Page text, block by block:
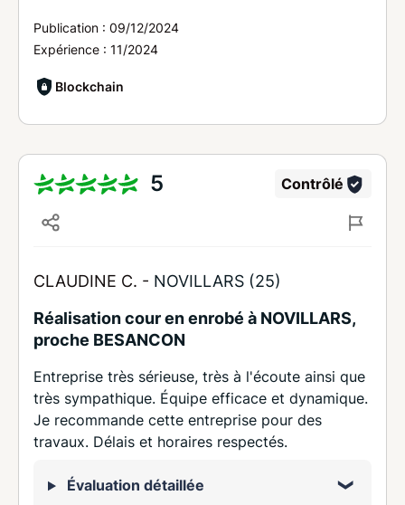
Publication : 09/12/2024
Expérience : 11/2024
Blockchain
5 Contrôlé
CLAUDINE C. - NOVILLARS (25)
Réalisation cour en enrobé à NOVILLARS,
proche BESANCON
Entreprise très sérieuse, très à l'écoute ainsi que
très sympathique. Équipe efficace et dynamique.
Je recommande cette entreprise pour des
travaux. Délais et horaires respectés.
Évaluation détaillée